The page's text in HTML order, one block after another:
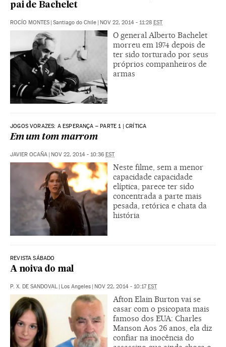
pai de Bachelet
ROCÍO MONTES | Santiago do Chile | NOV 22, 2014 - 11:28 EST
O general Alberto Bachelet
morreu em 1974 depois de
ter sido torturado por seus
próprios companheiros de
armas
JOGOS VORAZES: A ESPERANÇA – PARTE 1 | CRÍTICA
Em um tom marrom
JAVIER OCAÑA | NOV 22, 2014 - 10:36 EST
Neste filme, sem a menor
capacidade capacidade
elíptica, parece ter sido
concentrada a parte mais
pesada, retórica e chata da
história
REVISTA SÁBADO
A noiva do mal
P. X. DE SANDOVAL | Los Angeles | NOV 22, 2014 - 10:17EST
Afton Elain Burton vai se
casar com o psicopata mais
famoso dos EUA: Charles
Manson Aos 26 anos, ela diz
confiar na inocência do